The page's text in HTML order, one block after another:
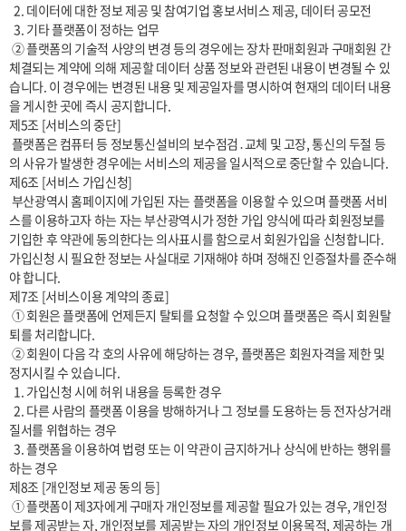
  2. 데이터에 대한 정보 제공 및 참여기업 홍보서비스 제공, 데이터 공모전
  3. 기타 플랫폼이 정하는 업무
체결되는 계약에 의해 제공할 데이터 상품 정보와 관련된 내용이 변경될 수 있
습니다. 이 경우에는 변경된 내용 및 제공일자를 명시하여 현재의 데이터 내용
을 게시한 곳에 즉시 공지합니다.
제5조 [서비스의 중단]
의 사유가 발생한 경우에는 서비스의 제공을 일시적으로 중단할 수 있습니다.
제6조 [서비스 가입신청]
스를 이용하고자 하는 자는 부산광역시가 정한 가입 양식에 따라 회원정보를
기입한 후 약관에 동의한다는 의사표시를 함으로서 회원가입을 신청합니다.
가입신청 시 필요한 정보는 사실대로 기재해야 하며 정해진 인증절차를 준수해
야 합니다.
제7조 [서비스이용 계약의 종료]
퇴를 처리합니다.
정지시킬 수 있습니다.
  2. 다른 사람의 플랫폼 이용을 방해하거나 그 정보를 도용하는 등 전자상거래
질서를 위협하는 경우
  3. 플랫폼을 이용하여 법령 또는 이 약관이 금지하거나 상식에 반하는 행위를
하는 경우
제8조 [개인정보 제공 동의 등]
보를 제공받는 자, 개인정보를 제공받는 자의 개인정보 이용목적, 제공하는 개